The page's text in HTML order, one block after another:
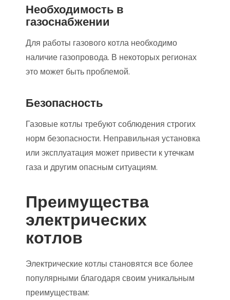
Необходимость в
газоснабжении
Для работы газового котла необходимо
наличие газопровода. В некоторых регионах
это может быть проблемой.
Безопасность
Газовые котлы требуют соблюдения строгих
норм безопасности. Неправильная установка
или эксплуатация может привести к утечкам
газа и другим опасным ситуациям.
Преимущества
электрических
котлов
Электрические котлы становятся все более
популярными благодаря своим уникальным
преимуществам: